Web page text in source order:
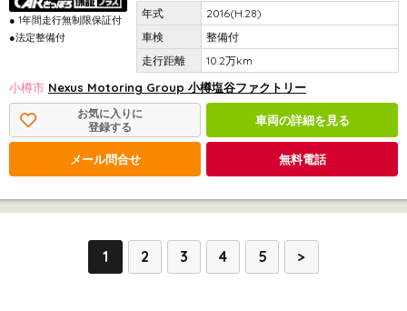
● 1年間走行無制限保証付
●法定整備付
2016(H.28)
整備付
10.2万km
小樽市 Nexus Motoring Group 小樽塩谷ファクトリー
お気に入りに
登録する
車両の詳細を見る
メール問合せ 無料電話
1 2 3 4 5 >